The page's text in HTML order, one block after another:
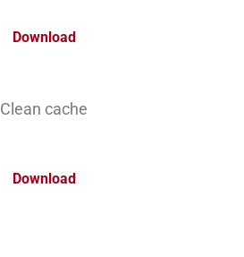
Download
Clean cache
Download